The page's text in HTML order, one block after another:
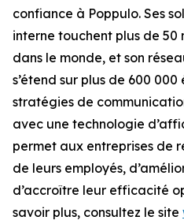
confiance à Poppulo. Ses
interne touchent plus de 50
dans le monde, et son
s’étend sur plus de 600
stratégies de
avec une technologie
permet aux entreprises de
de leurs employés,
d’accroître leur efficacité
savoir plus, consultez le site